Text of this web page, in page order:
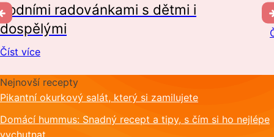
vodními radovánkami s dětmi i
dospělými
Číst více
Nejnovší recepty
Pikantní okurkový salát, který si zamilujete
Domácí hummus: Snadný recept a tipy, s čím si ho nejlépe